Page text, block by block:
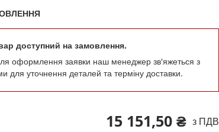
15 151,50 ₴ з ПДВ
доступний на замовлення.
оформлення заявки наш менеджер зв'яжеться з
для уточнення деталей та терміну доставки.